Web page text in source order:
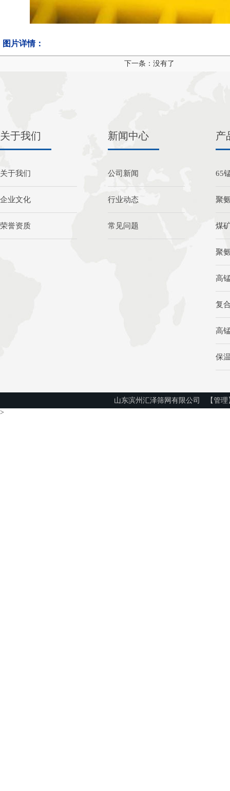
图片详情：
下一条：没有了
关于我们
关于我们
企业文化
荣誉资质
新闻中心
公司新闻
行业动态
常见问题
产
65
聚
煤
聚
高
复
高
保
山东滨州汇泽筛网有限公司
【管
>